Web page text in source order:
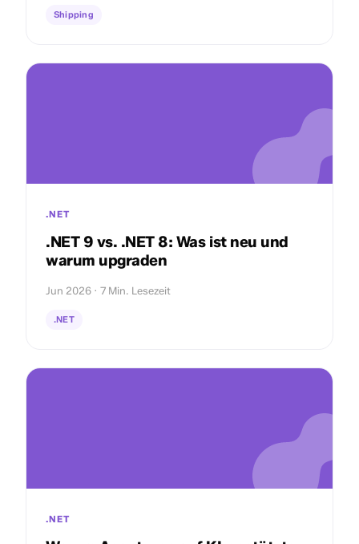
Shipping
.NET
.NET 9 vs. .NET 8: Was ist neu und
warum upgraden
Jun 2026 · 7 Min. Lesezeit
.NET
.NET